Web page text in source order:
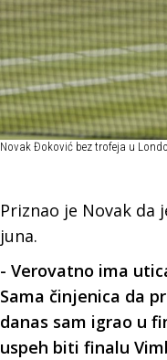
Novak Đoković bez trofeja u
Priznao je Novak
juna.
- Verovatno ima
Sama činjenica da
danas sam igrao u
uspeh biti finalu